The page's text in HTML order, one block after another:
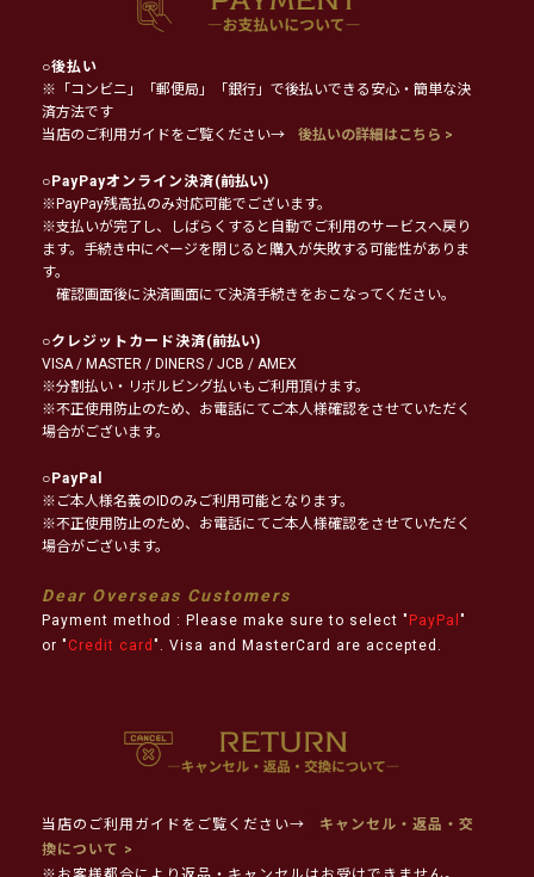
○後払い
※「コンビニ」「郵便局」「銀行」で後払いできる安心・簡単な決
済方法です
当店のご利用ガイドをご覧ください→
後払いの詳細はこちら >
○PayPayオンライン決済(前払い)
※PayPay残高払のみ対応可能でございます。
※支払いが完了し、しばらくすると自動でご利用のサービスへ戻り
ます。手続き中にページを閉じると購入が失敗する可能性がありま
す。
確認画面後に決済画面にて決済手続きをおこなってください。
○クレジットカード決済(前払い)
VISA / MASTER / DINERS / JCB / AMEX
※分割払い・リボルビング払いもご利用頂けます。
※不正使用防止のため、お電話にてご本人様確認をさせていただく
場合がございます。
○PayPal
※ご本人様名義のIDのみご利用可能となります。
※不正使用防止のため、お電話にてご本人様確認をさせていただく
場合がございます。
Dear Overseas Customers
Payment method : Please make sure to select " PayPal "
or " Credit card ". Visa and MasterCard are accepted.
当店のご利用ガイドをご覧ください→
キャンセル・返品・交
換について >